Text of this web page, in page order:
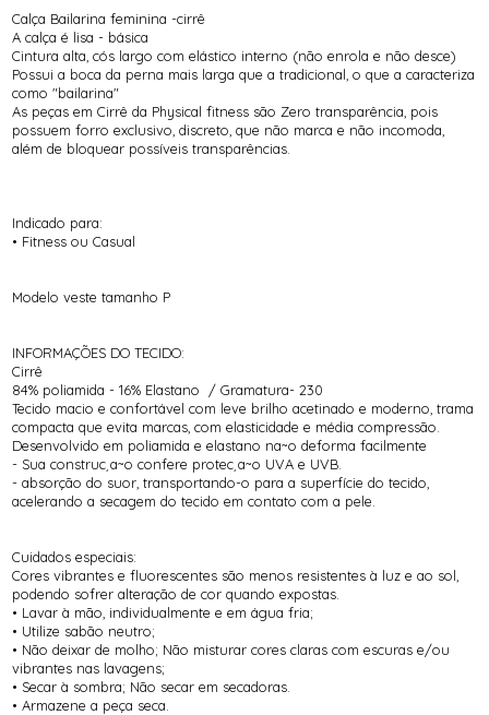
Calça Bailarina feminina -cirrê
A calça é lisa - básica
Cintura alta, cós largo com elástico interno (não enrola e não desce)
Possui a boca da perna mais larga que a tradicional, o que a caracteriza
como "bailarina"
As peças em Cirrê da Physical fitness são Zero transparência, pois
possuem forro exclusivo, discreto, que não marca e não incomoda,
além de bloquear possíveis transparências.
Indicado para:
• Fitness ou Casual
Modelo veste tamanho P
INFORMAÇÕES DO TECIDO:
Cirrê
84% poliamida - 16% Elastano / Gramatura- 230
Tecido macio e confortável com leve brilho acetinado e moderno, trama
compacta que evita marcas, com elasticidade e média compressão.
Desenvolvido em poliamida e elastano na~o deforma facilmente
- Sua construc¸a~o confere protec¸a~o UVA e UVB.
- absorção do suor, transportando-o para a superfície do tecido,
acelerando a secagem do tecido em contato com a pele.
Cuidados especiais:
Cores vibrantes e fluorescentes são menos resistentes à luz e ao sol,
podendo sofrer alteração de cor quando expostas.
• Lavar à mão, individualmente e em água fria;
• Utilize sabão neutro;
• Não deixar de molho; Não misturar cores claras com escuras e/ou
vibrantes nas lavagens;
• Secar à sombra; Não secar em secadoras.
• Armazene a peça seca.